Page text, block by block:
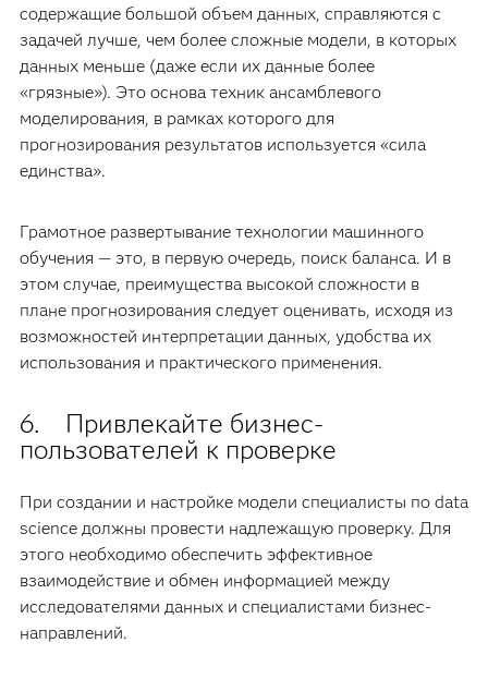
содержащие большой объем данных, справляются с
задачей лучше, чем более сложные модели, в которых
данных меньше (даже если их данные более
«грязные»). Это основа техник ансамблевого
моделирования, в рамках которого для
прогнозирования результатов используется «сила
единства».
Грамотное развертывание технологии машинного
обучения — это, в первую очередь, поиск баланса. И в
этом случае, преимущества высокой сложности в
плане прогнозирования следует оценивать, исходя из
возможностей интерпретации данных, удобства их
использования и практического применения.
6. Привлекайте бизнес-
пользователей к проверке
При создании и настройке модели специалисты по data
science должны провести надлежащую проверку. Для
этого необходимо обеспечить эффективное
взаимодействие и обмен информацией между
исследователями данных и специалистами бизнес-
направлений.